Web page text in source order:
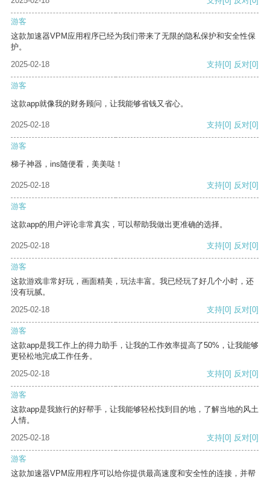
游客
这款加速器VPM应用程序已经为我们带来了无限的隐私保护和安全性保
护。
2025-02-18
支持[0] 反对[0]
游客
这款app就像我的财务顾问，让我能够省钱又省心。
2025-02-18 支持[0] 反对[0]
游客
梯子神器，ins随便看，美美哒！
2025-02-18 支持[0] 反对[0]
游客
这款app的用户评论非常真实，可以帮助我做出更准确的选择。
2025-02-18 支持[0] 反对[0]
游客
这款游戏非常好玩，画面精美，玩法丰富。我已经玩了好几个小时，还
没有玩腻。
2025-02-18
支持[0] 反对[0]
游客
这款app是我工作上的得力助手，让我的工作效率提高了50%，让我能够
更轻松地完成工作任务。
2025-02-18
支持[0] 反对[0]
游客
这款app是我旅行的好帮手，让我能够轻松找到目的地，了解当地的风土
人情。
2025-02-18
支持[0] 反对[0]
游客
这款加速器VPM应用程序可以给你提供最高速度和安全性的连接，并帮